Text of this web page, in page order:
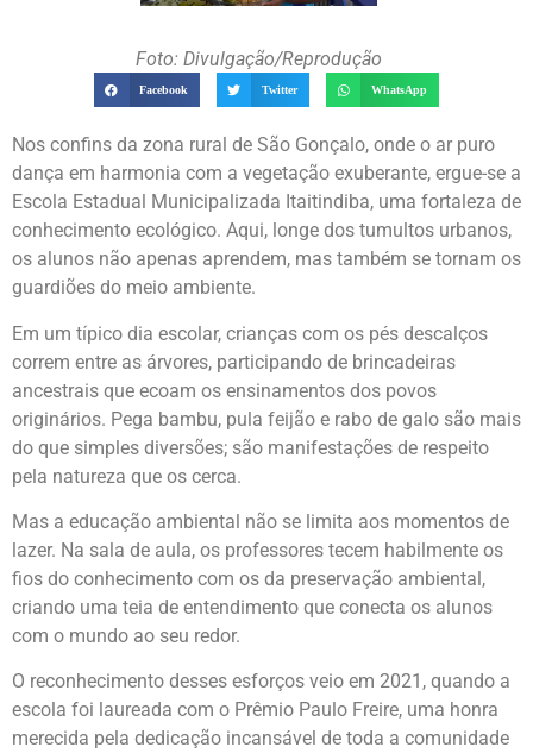
Foto: Divulgação/Reprodução
Facebook Twitter WhatsApp
Nos confins da zona rural de São Gonçalo, onde o ar puro
dança em harmonia com a vegetação exuberante, ergue-se a
Escola Estadual Municipalizada Itaitindiba, uma fortaleza de
conhecimento ecológico. Aqui, longe dos tumultos urbanos,
os alunos não apenas aprendem, mas também se tornam os
guardiões do meio ambiente.
Em um típico dia escolar, crianças com os pés descalços
correm entre as árvores, participando de brincadeiras
ancestrais que ecoam os ensinamentos dos povos
originários. Pega bambu, pula feijão e rabo de galo são mais
do que simples diversões; são manifestações de respeito
pela natureza que os cerca.
Mas a educação ambiental não se limita aos momentos de
lazer. Na sala de aula, os professores tecem habilmente os
fios do conhecimento com os da preservação ambiental,
criando uma teia de entendimento que conecta os alunos
com o mundo ao seu redor.
O reconhecimento desses esforços veio em 2021, quando a
escola foi laureada com o Prêmio Paulo Freire, uma honra
merecida pela dedicação incansável de toda a comunidade